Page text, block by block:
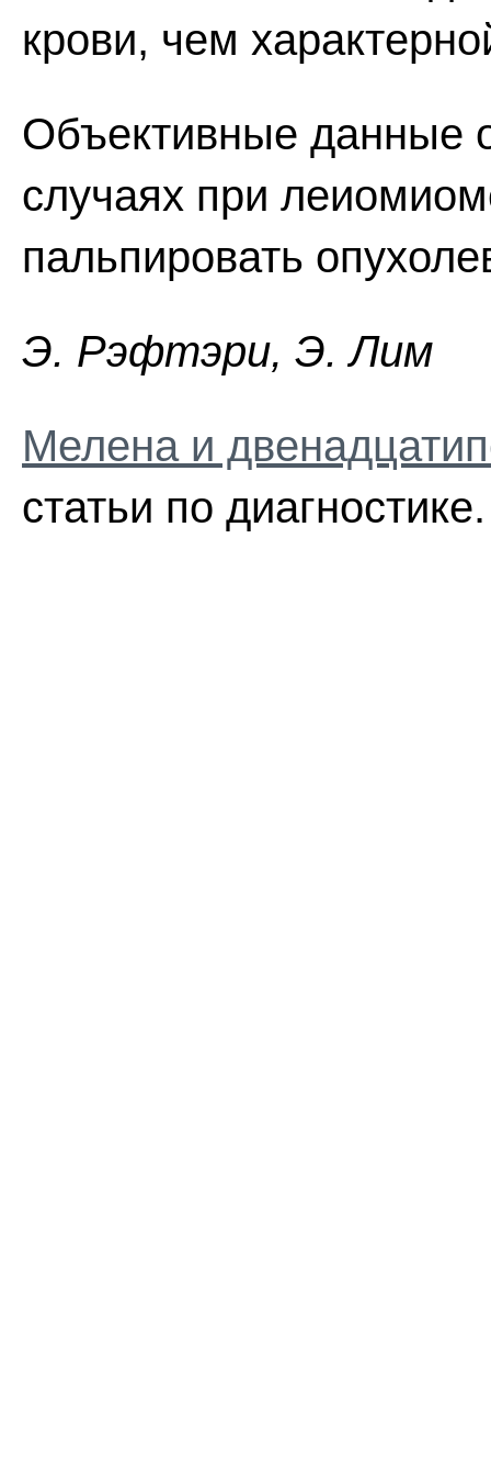
крови, чем
Объективные данные
случаях при
пальпировать
Э. Pэфтэpи, Э. Лим
Мелена и
статьи по диагностике.